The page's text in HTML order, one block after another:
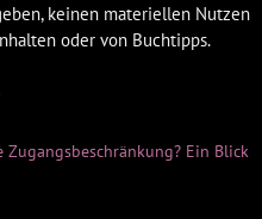
keinen materiellen Nutzen
oder von Buchtipps.
Zugangsbeschränkung? Ein Blick